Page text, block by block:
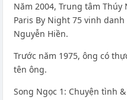
Năm 2004, Trung tâm
Paris By Night 75 vinh
Nguyễn Hiền.
Trước năm 1975, ông có
tên ông.
Song Ngọc 1: Chuyện tình